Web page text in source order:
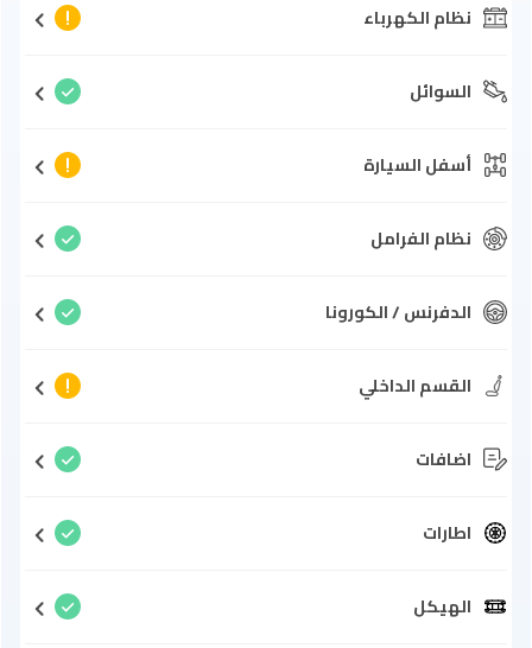
نظام الكهرباء
السوائل
أسفل السيارة
نظام الفرامل
الدفرنس / الكورونا
القسم الداخلي
اضافات
اطارات
الهيكل